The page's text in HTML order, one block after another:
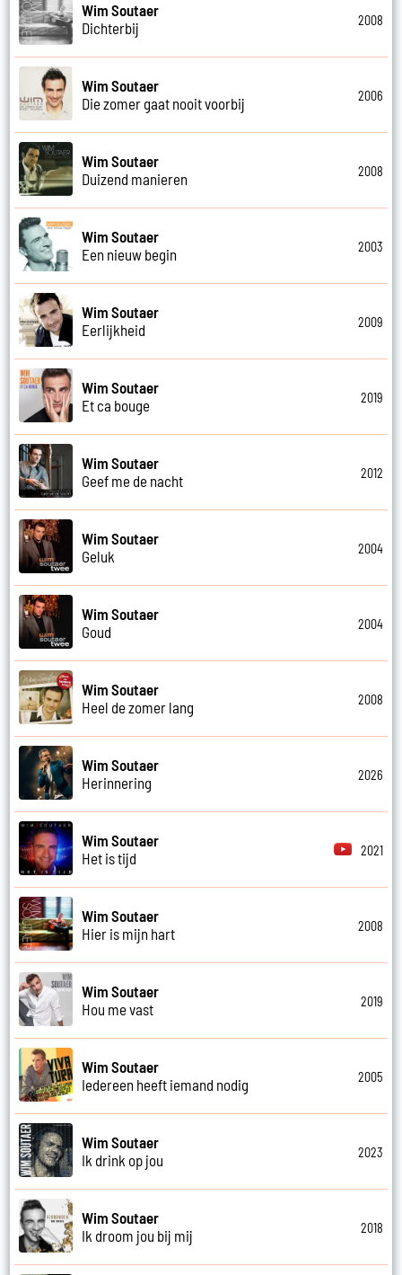
Wim Soutaer
Dichterbij
2008
Wim Soutaer
Die zomer gaat nooit voorbij
2006
Wim Soutaer
Duizend manieren
2008
Wim Soutaer
Een nieuw begin
2003
Wim Soutaer
Eerlijkheid
2009
Wim Soutaer
Et ca bouge
2019
Wim Soutaer
Geef me de nacht
2012
Wim Soutaer
Geluk
2004
Wim Soutaer
Goud
2004
Wim Soutaer
Heel de zomer lang
2008
Wim Soutaer
Herinnering
2026
Wim Soutaer
Het is tijd
2021
Wim Soutaer
Hier is mijn hart
2008
Wim Soutaer
Hou me vast
2019
Wim Soutaer
Iedereen heeft iemand nodig
2005
Wim Soutaer
Ik drink op jou
2023
Wim Soutaer
Ik droom jou bij mij
2018